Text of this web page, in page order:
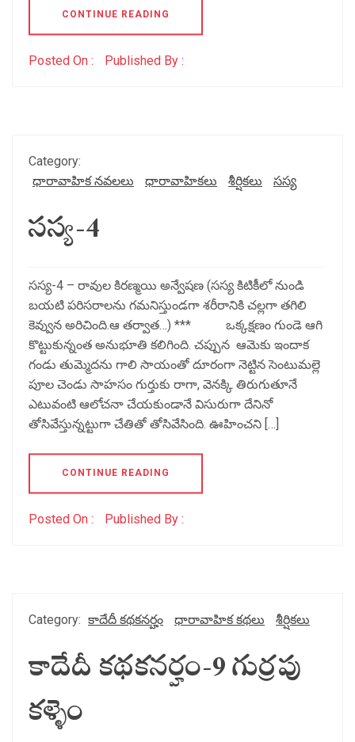
CONTINUE READING
Posted On : Published By :
Category:
ధారావాహిక నవలలు
ధారావాహికలు శీర్షికలు సస్య
సస్య-4
సస్య-4 – రావుల కిరణ్మయి అన్వేషణ (సస్య కిటికీలో నుండి
బయటి పరిసరాలను గమనిస్తుండగా శరీరానికి చల్లగా తగిలి
కెవ్వున అరిచింది.ఆ తర్వాత…) *** ఒక్కక్షణం గుండె ఆగి
కొట్టుకున్నంత అనుభూతి కలిగింది. చప్పున ఆమెకు ఇందాక
గండు తుమ్మెదను గాలి సాయంతో దూరంగా నెట్టిన సెంటుమల్లె
పూల చెండు సాహసం గుర్తుకు రాగా, వెనక్కి తిరుగుతూనే
ఎటువంటి ఆలోచనా చేయకుండానే విసురుగా దేనినో
తోసివేస్తున్నట్టుగా చేతితో తోసివేసింది. ఊహించని […]
CONTINUE READING
Posted On : Published By :
Category: కాదేదీ కథకనర్హం ధారావాహిక కథలు శీర్షికలు
కాదేదీ కథకనర్హం-9 గుర్రపు
కళ్ళెం